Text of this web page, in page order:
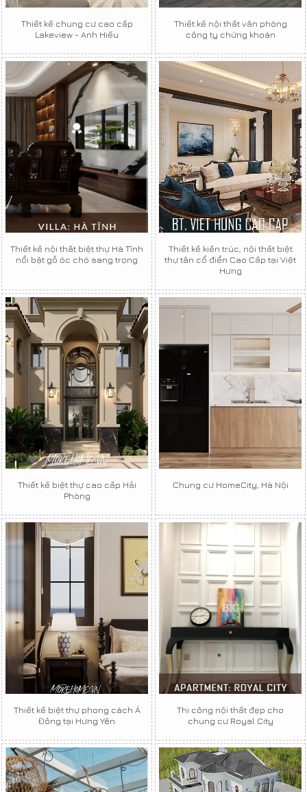
Thiết kế chung cư cao cấp
Lakeview - Anh Hiếu
Thiết kế nội thất văn phòng
công ty chứng khoán
Thiết kế nội thất biệt thự Hà Tĩnh
nổi bật gỗ óc chó sang trọng
Thiết kế kiến trúc, nội thất biệt
thự tân cổ điển Cao Cấp tại Việt
Hưng
Thiết kế biệt thự cao cấp Hải
Phòng
Chung cư HomeCity, Hà Nội
Thiết kế biệt thự phong cách Á
Đông tại Hưng Yên
Thi công nội thất đẹp cho
chung cư Royal City